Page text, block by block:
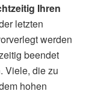
Ihren
letzten
werden
beendet
Viele, die zu
hohen